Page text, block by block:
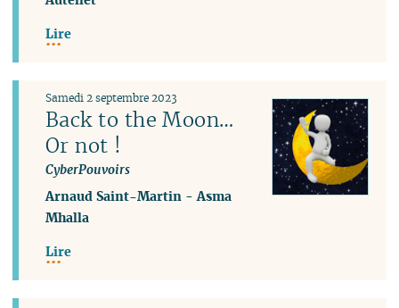
Lire
Back to the Moon…
Or not !
CyberPouvoirs
Samedi 2 septembre 2023
Arnaud Saint-Martin -Asma
Mhalla
Lire